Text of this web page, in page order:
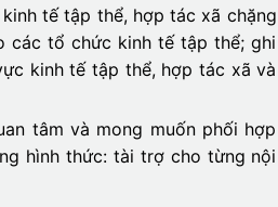
tế tập thể, hợp tác xã chặng
các tổ chức kinh tế tập thể; ghi
kinh tế tập thể, hợp tác xã và
tâm và mong muốn phối hợp
hình thức: tài trợ cho từng nội